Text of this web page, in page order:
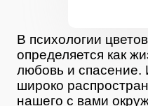
В психологии
определяется как
любовь и спасение.
широко
нашего с вами